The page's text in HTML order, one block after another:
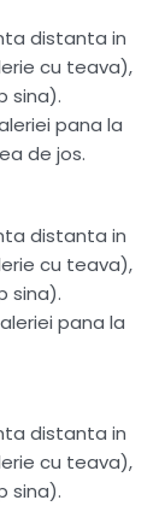
distanta in
cu teava),
sina).
pana la
de jos.
distanta in
cu teava),
sina).
pana la
distanta in
cu teava),
sina).